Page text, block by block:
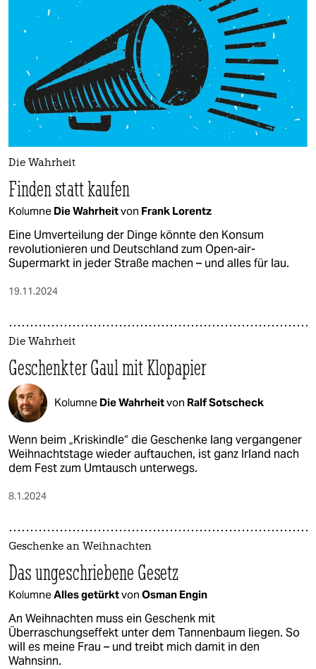
Die Wahrheit
Finden statt kaufen
Kolumne Die Wahrheitvon Frank Lorentz
Eine Umverteilung der Dinge könnte den Konsum
revolutionieren und Deutschland zum Open-air-
Supermarkt in jeder Straße machen – und alles für lau.
19.11.2024
Die Wahrheit
Geschenkter Gaul mit Klopapier
Kolumne Die Wahrheitvon Ralf Sotscheck
Wenn beim „Kriskindle“ die Geschenke lang vergangener
Weihnachtstage wieder auftauchen, ist ganz Irland nach
dem Fest zum Umtausch unterwegs.
8.1.2024
Geschenke an Weihnachten
Das ungeschriebene Gesetz
KolumneAlles getürktvon Osman Engin
An Weihnachten muss ein Geschenk mit
Überraschungseffekt unter dem Tannenbaum liegen. So
will es meine Frau – und treibt mich damit in den
Wahnsinn.